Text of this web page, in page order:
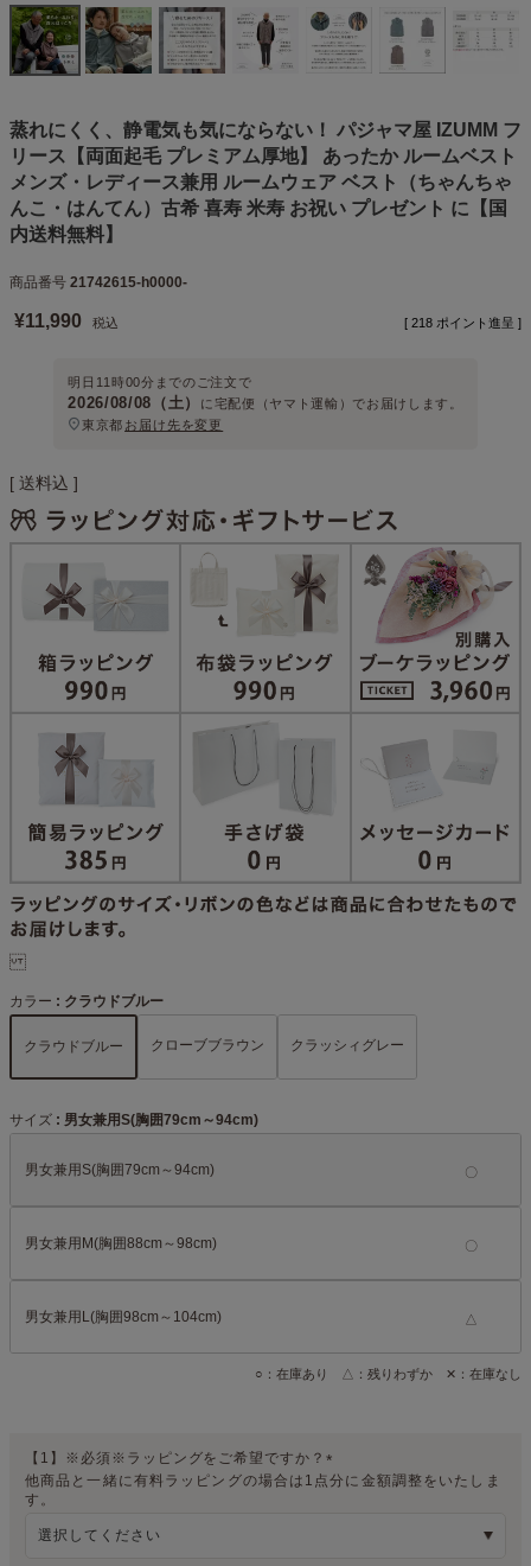
蒸れにくく、静電気も気にならない！ パジャマ屋 IZUMM フ
リース【両面起毛 プレミアム厚地】 あったか ルームベスト
メンズ・レディース兼用 ルームウェア ベスト（ちゃんちゃ
んこ・はんてん）古希 喜寿 米寿 お祝い プレゼント に【国
内送料無料】
商品番号 21742615-h0000-
¥11,990 税込 [ 218 ポイント進呈 ]
明日 11時00分 までのご注文で
2026/08/08（土） に 宅配便（ヤマト運輸） でお届けします。
東京都 お届け先を変更
送料込
【1】※必須※ラッピングをご希望ですか？
(
他商品と一緒に有料ラッピングの場合は1点分に金額調整をいたしま
す。
サイズ 男女兼用S(胸囲79cm～94cm)
男女兼用S(胸囲79cm～94cm)
男女兼用M(胸囲88cm～98cm)
男女兼用L(胸囲98cm～104cm) △
○：在庫あり △：残りわずか ✕：在庫なし
カラー クラウドブルー
クラウドブルー クローブブラウン クラッシィグレー